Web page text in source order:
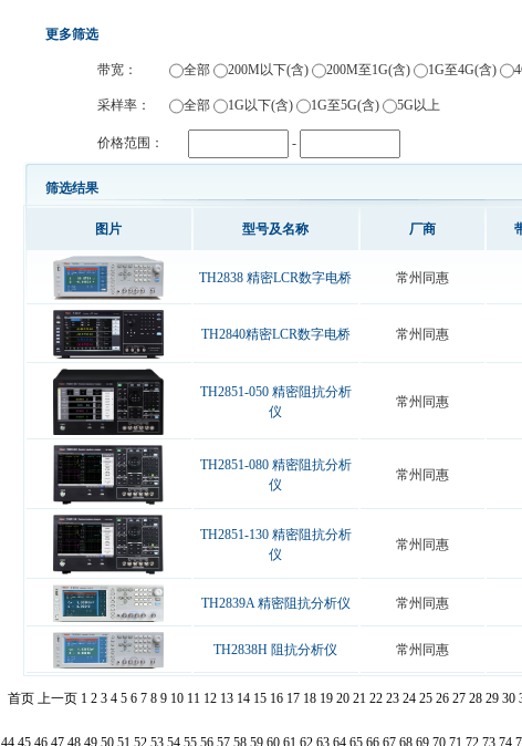
更多筛选
带宽： 全部 200M以下(含) 200M至1G(含) 1G至4G(含)
采样率： 全部 1G以下(含) 1G至5G(含) 5G以上
价格范围： -
筛选结果
图片 型号及名称 厂商
TH2838 精密LCR数字电桥 常州同惠
TH2840精密LCR数字电桥 常州同惠
TH2851-050 精密阻抗分析
仪
常州同惠
TH2851-080 精密阻抗分析
仪
常州同惠
TH2851-130 精密阻抗分析
仪
常州同惠
TH2839A 精密阻抗分析仪 常州同惠
TH2838H 阻抗分析仪 常州同惠
首页 上一页 1 2 3 4 5 6 7 8 9 10 11 12 13 14 15 16 17 18 19 20 21 22 23 24 25 26 27 28 29 30
44 45 46 47 48 49 50 51 52 53 54 55 56 57 58 59 60 61 62 63 64 65 66 67 68 69 70 71 72 73 74